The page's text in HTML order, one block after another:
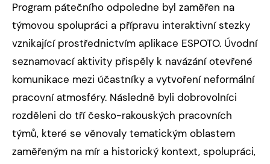
Program pátečního odpoledne byl zaměřen na
týmovou spolupráci a přípravu interaktivní stezky
vznikající prostřednictvím aplikace ESPOTO. Úvodní
seznamovací aktivity přispěly k navázání otevřené
komunikace mezi účastníky a vytvoření neformální
pracovní atmosféry. Následně byli dobrovolníci
rozděleni do tří česko-rakouských pracovních
týmů, které se věnovaly tematickým oblastem
zaměřeným na mír a historický kontext, spolupráci,